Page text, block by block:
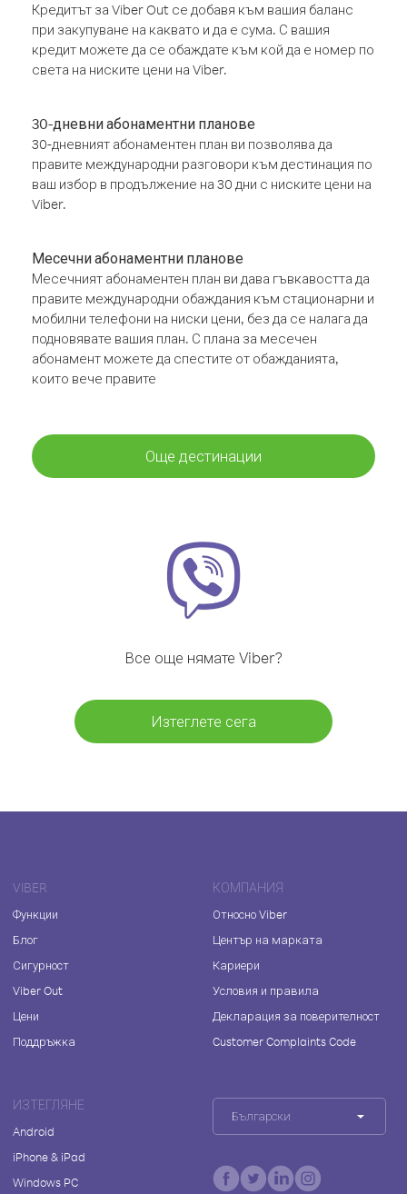
Кредитът за Viber Out се добавя към вашия баланс
при закупуване на каквато и да е сума. С вашия
кредит можете да се обаждате към кой да е номер по
света на ниските цени на Viber.
30-дневни абонаментни планове
30-дневният абонаментен план ви позволява да
правите международни разговори към дестинация по
ваш избор в продължение на 30 дни с ниските цени на
Viber.
Месечни абонаментни планове
Месечният абонаментен план ви дава гъвкавостта да
правите международни обаждания към стационарни и
мобилни телефони на ниски цени, без да се налага да
подновявате вашия план. С плана за месечен
абонамент можете да спестите от обажданията,
които вече правите
Още дестинации
Все още нямате Viber?
Изтеглете сега
VIBER
Функции
Блог
Сигурност
Viber Out
Цени
Поддръжка
КОМПАНИЯ
Относно Viber
Център на марката
Кариери
Условия и правила
Декларация за поверителност
Customer Complaints Code
ИЗТЕГЛЯНЕ
Android
iPhone & iPad
Windows PC
Български